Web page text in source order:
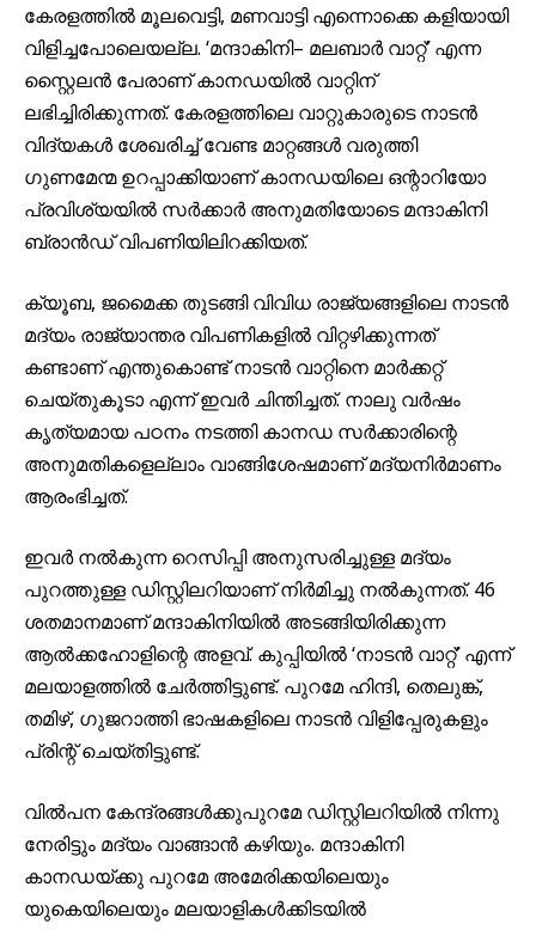
കേരളത്തിൽ മൂലവെട്ടി, മണവാട്ടി എന്നൊക്കെ കളിയായി
വിളിച്ചപോലെയല്ല. ‘മന്ദാകിനി– മലബാർ വാറ്റ്’ എന്ന
സ്റ്റൈലൻ പേരാണ് കാനഡയിൽ വാറ്റിന്
ലഭിച്ചിരിക്കുന്നത്. കേരളത്തിലെ വാറ്റുകാരുടെ നാടൻ
വിദ്യകൾ ശേഖരിച്ച് വേണ്ട മാറ്റങ്ങൾ വരുത്തി
ഗുണമേന്മ ഉറപ്പാക്കിയാണ് കാനഡയിലെ ഒന്റാറിയോ
പ്രവിശ്യയിൽ സർക്കാർ അനുമതിയോടെ മന്ദാകിനി
ബ്രാൻഡ് വിപണിയിലിറക്കിയത്.
ക്യൂബ, ജമൈക്ക തുടങ്ങി വിവിധ രാജ്യങ്ങളിലെ നാടൻ
മദ്യം രാജ്യാന്തര വിപണികളിൽ വിറ്റഴിക്കുന്നത്
കണ്ടാണ് എന്തുകൊണ്ട് നാടൻ വാറ്റിനെ മാർക്കറ്റ്
ചെയ്തുകൂടാ എന്ന് ഇവർ ചിന്തിച്ചത്. നാലു വർഷം
കൃത്യമായ പഠനം നടത്തി കാനഡ സർക്കാരിന്റെ
അനുമതികളെല്ലാം വാങ്ങിശേഷമാണ് മദ്യനിർമാണം
ആരംഭിച്ചത്.
ഇവർ നൽകുന്ന റെസിപ്പി അനുസരിച്ചുള്ള മദ്യം
പുറത്തുള്ള ഡിസ്റ്റിലറിയാണ് നിർമിച്ചു നൽകുന്നത്. 46
ശതമാനമാണ് മന്ദാകിനിയിൽ അടങ്ങിയിരിക്കുന്ന
ആൽക്കഹോളിന്റെ അളവ്. കുപ്പിയിൽ ‘നാടൻ വാറ്റ്’ എന്ന്
മലയാളത്തിൽ ചേർത്തിട്ടുണ്ട്. പുറമേ ഹിന്ദി, തെലുങ്ക്,
തമിഴ്, ഗുജറാത്തി ഭാഷകളിലെ നാടൻ വിളിപ്പേരുകളും
പ്രിന്റ് ചെയ്തിട്ടുണ്ട്.
വിൽപന കേന്ദ്രങ്ങൾക്കുപുറമേ ഡിസ്റ്റിലറിയിൽ നിന്നു
നേരിട്ടും മദ്യം വാങ്ങാൻ കഴിയും. മന്ദാകിനി
കാനഡയ്ക്കു പുറമേ അമേരിക്കയിലെയും
യുകെയിലെയും മലയാളികൾക്കിടയിൽ